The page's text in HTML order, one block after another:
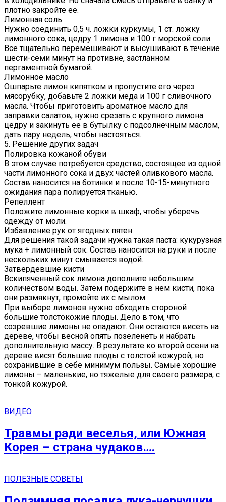
плотно закройте ее.
Лимонная соль
Нужно соединить 0,5 ч. ложки куркумы, 1 ст. ложку
лимонного сока, цедру 1 лимона и 100 г морской соли.
Все тщательно перемешивают и высушивают в течение
шести-семи минут на противне, застланном
пергаментной бумагой.
Лимонное масло
Ошпарьте лимон кипятком и пропустите его через
мясорубку, добавьте 2 ложки меда и 100 г сливочного
масла. Чтобы приготовить ароматное масло для
заправки салатов, нужно срезать с крупного лимона
цедру и закинуть ее в бутылку с подсолнечным маслом,
дать пару недель, чтобы настояться.
5. Решение других задач
Полировка кожаной обуви
В этом случае потребуется средство, состоящее из одной
части лимонного сока и двух частей оливкового масла.
Состав наносится на ботинки и после 10-15-минутного
ожидания пара полируется тканью.
Репеллент
Положите лимонные корки в шкаф, чтобы уберечь
одежду от моли.
Избавление рук от ягодных пятен
Для решения такой задачи нужна такая паста: кукурузная
мука + лимонный сок. Состав наносится на руки и после
нескольких минут смывается водой.
Затвердевшие кисти
Вскипяченный сок лимона дополните небольшим
количеством воды. Затем подержите в нем кисти, пока
они размякнут, промойте их с мылом.
При выборе лимонов нужно обходить стороной
большие толстокожие плоды. Дело в том, что
созревшие лимоны не опадают. Они остаются висеть на
дереве, чтобы весной опять позеленеть и набрать
дополнительную массу. В результате ко второй осени на
дереве висят большие плоды с толстой кожурой, но
сохранившие в себе минимум пользы. Самые хорошие
лимоны – маленькие, но тяжелые для своего размера, с
тонкой кожурой.
ВИДЕО
Травмы ради веселья, или Южная
Корея – страна чудаков….
ПОЛЕЗНЫЕ СОВЕТЫ